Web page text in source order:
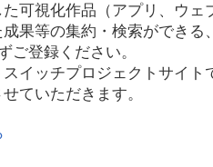
可視化作品（アプリ、ウェ
果等の集約・検索ができる、
ご登録ください。
イッチプロジェクトサイト
ていただきます。